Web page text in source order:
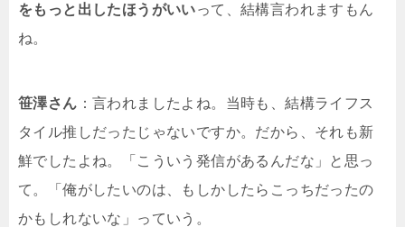
をもっと出したほうがいいって、結構言われますもん
ね。
笹澤さん ：言われましたよね。当時も、結構ライフス
タイル推しだったじゃないですか。だから、それも新
鮮でしたよね。「こういう発信があるんだな」と思っ
て。「俺がしたいのは、もしかしたらこっちだったの
かもしれないな」っていう。